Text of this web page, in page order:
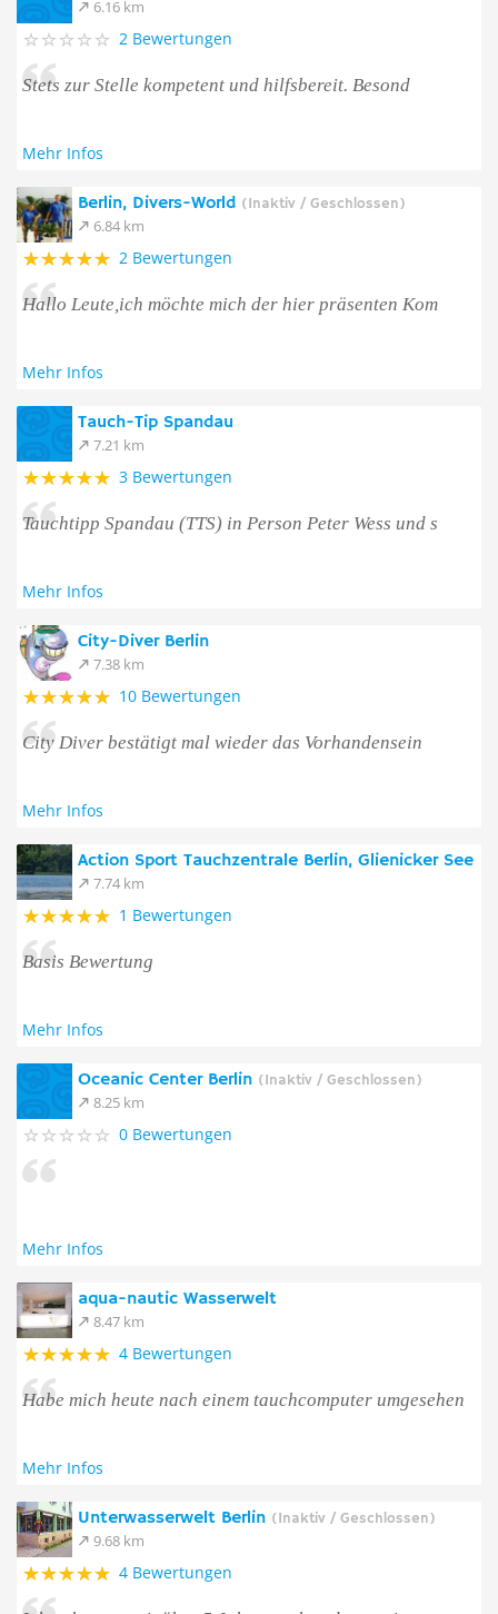
6.16 km
2 Bewertungen
Stets zur Stelle kompetent und hilfsbereit. Besond
Mehr Infos
Berlin, Divers-World (Inaktiv / Geschlossen)
6.84 km
2 Bewertungen
Hallo Leute,ich möchte mich der hier präsenten Kom
Mehr Infos
Tauch-Tip Spandau
7.21 km
3 Bewertungen
Tauchtipp Spandau (TTS) in Person Peter Wess und s
Mehr Infos
City-Diver Berlin
7.38 km
10 Bewertungen
City Diver bestätigt mal wieder das Vorhandensein
Mehr Infos
Action Sport Tauchzentrale Berlin, Glienicker See
7.74 km
1 Bewertungen
Basis Bewertung
Mehr Infos
Oceanic Center Berlin (Inaktiv / Geschlossen)
8.25 km
0 Bewertungen
Mehr Infos
aqua-nautic Wasserwelt
8.47 km
4 Bewertungen
Habe mich heute nach einem tauchcomputer umgesehen
Mehr Infos
Unterwasserwelt Berlin (Inaktiv / Geschlossen)
9.68 km
4 Bewertungen